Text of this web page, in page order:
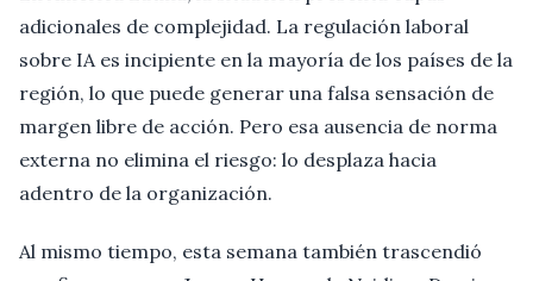
adicionales de complejidad. La regulación laboral
sobre IA es incipiente en la mayoría de los países de la
región, lo que puede generar una falsa sensación de
margen libre de acción. Pero esa ausencia de norma
externa no elimina el riesgo: lo desplaza hacia
adentro de la organización.
Al mismo tiempo, esta semana también trascendió